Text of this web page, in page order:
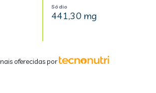
Sódio
441,30 mg
oferecidas por